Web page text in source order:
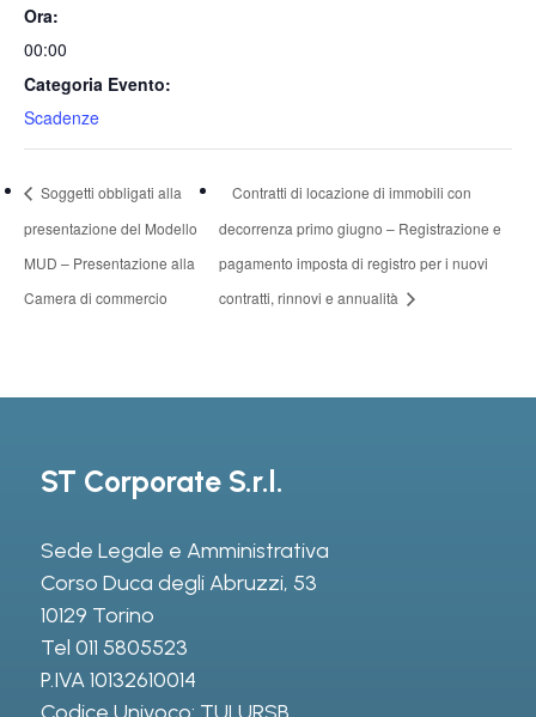
Ora:
00:00
Categoria Evento:
Scadenze
Soggetti obbligati alla
presentazione del Modello
MUD – Presentazione alla
Camera di commercio
Contratti di locazione di immobili con
decorrenza primo giugno – Registrazione e
pagamento imposta di registro per i nuovi
contratti, rinnovi e annualità
ST Corporate S.r.l.
Sede Legale e Amministrativa
Corso Duca degli Abruzzi, 53
10129 Torino
Tel 011 5805523
P.IVA 10132610014